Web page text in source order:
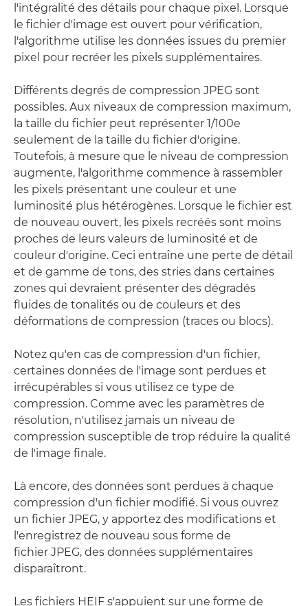
l'intégralité des détails pour chaque pixel. Lorsque
le fichier d'image est ouvert pour vérification,
l'algorithme utilise les données issues du premier
pixel pour recréer les pixels supplémentaires.
Différents degrés de compression JPEG sont
possibles. Aux niveaux de compression maximum,
la taille du fichier peut représenter 1/100e
seulement de la taille du fichier d'origine.
Toutefois, à mesure que le niveau de compression
augmente, l'algorithme commence à rassembler
les pixels présentant une couleur et une
luminosité plus hétérogènes. Lorsque le fichier est
de nouveau ouvert, les pixels recréés sont moins
proches de leurs valeurs de luminosité et de
couleur d'origine. Ceci entraîne une perte de détail
et de gamme de tons, des stries dans certaines
zones qui devraient présenter des dégradés
fluides de tonalités ou de couleurs et des
déformations de compression (traces ou blocs).
Notez qu'en cas de compression d'un fichier,
certaines données de l'image sont perdues et
irrécupérables si vous utilisez ce type de
compression. Comme avec les paramètres de
résolution, n'utilisez jamais un niveau de
compression susceptible de trop réduire la qualité
de l'image finale.
Là encore, des données sont perdues à chaque
compression d'un fichier modifié. Si vous ouvrez
un fichier JPEG, y apportez des modifications et
l'enregistrez de nouveau sous forme de
fichier JPEG, des données supplémentaires
disparaîtront.
Les fichiers HEIF s'appuient sur une forme de